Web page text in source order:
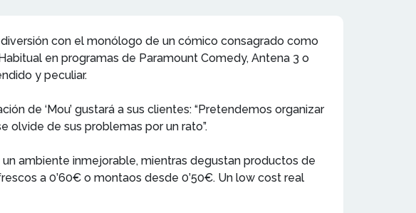
con el monólogo de un cómico consagrado como
en programas de Paramount Comedy, Antena 3 o
y peculiar.
de ‘Mou’ gustará a sus clientes: “Pretendemos organizar
de sus problemas por un rato”.
ambiente inmejorable, mientras degustan productos de
a 0’60€ o montaos desde 0’50€. Un low cost real